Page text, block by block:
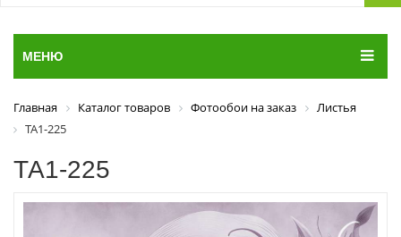
МЕНЮ
Главная Каталог товаров Фотообои на заказ
Листья
ТА1-225
ТА1-225